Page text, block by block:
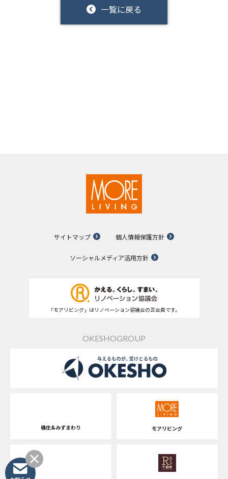
一覧に戻る
サイトマップ 個人情報保護方針
ソーシャルメディア活用方針
「モアリビング」はリノベーション協議会の正会員です。
OKESHOGROUP
桶庄&みずまわり モアリビング